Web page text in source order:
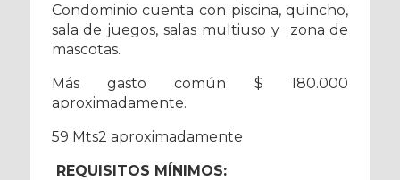
Condominio cuenta con piscina, quincho,
sala de juegos, salas multiuso y zona de
mascotas.
Más gasto común $ 180.000
aproximadamente.
59 Mts2 aproximadamente
REQUISITOS MÍNIMOS: